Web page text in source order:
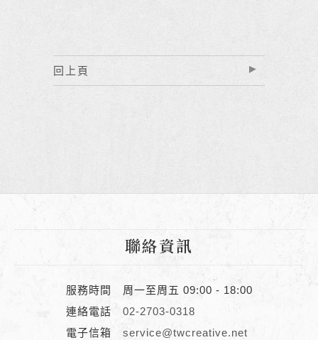
回上頁
聯絡資訊
服務時間
周一至周五 09:00 - 18:00
連絡電話
02-2703-0318
電子信箱
service@twcreative.net